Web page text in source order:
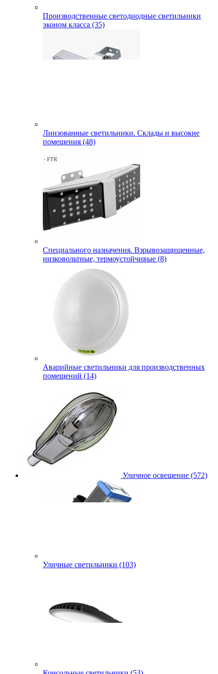
Производственные светодиодные светильники
эконом класса (35)
Линзованные светильники. Склады и высокие
помещения (48)
Специального назначения. Взрывозащищенные,
низковольтные, термоустойчивые (8)
Аварийные светильники для производственных
помещений (14)
Уличное освещение (572)
Уличные светильники (103)